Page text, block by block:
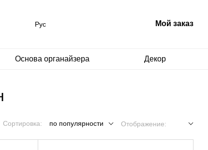
Рус Мой заказ
Основа органайзера Декор
Сортировка: по популярности Отображение: